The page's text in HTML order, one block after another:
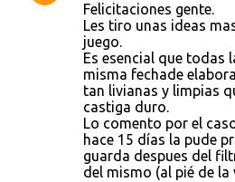
Felicitaciones gente.
Les tiro unas ideas
juego.
Es esencial que todas
misma fechade
tan livianas y limpias
castiga duro.
Lo comento por el
hace 15 días la pude
guarda despues del
del mismo (al pié de la